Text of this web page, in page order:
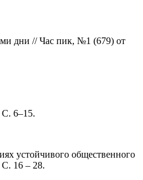
дни // Час пик, №1 (679) от
С. 6–15.
устойчивого общественного
16 – 28.